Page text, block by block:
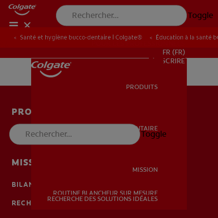
Toggle
SANTÉ BUCCO-DENTAIRE
POUR LES PROFESSIONNELS
FR (FR)
S’INSCRIRE
PRODUITS
SANTÉ BUCCO-DENTAIRE
MISSION
ROUTINE BLANCHEUR SUR MESURE
RECHERCHE DES SOLUTIONS IDÉALES
Toggle
Santé et hygiène bucco-dentaire | Colgate® Éducation à la santé
PRODUITS
SANTÉ BUCCO-DENTAIRE
MISSION
BILAN DE SANTÉ BUCCO-DENTAIRE
RECHERCHE DES SOLUTIONS IDÉALES